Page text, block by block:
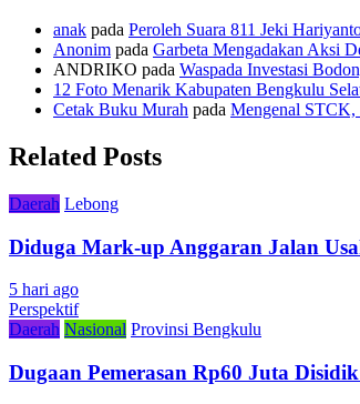
anak pada Peroleh Suara 811 Jeki
Anonim pada Garbeta Mengadakan Aksi
ANDRIKO pada Waspada Investasi
12 Foto Menarik Kabupaten Bengkulu
Cetak Buku Murah pada Mengenal STCK,
Related Posts
Daerah Lebong
Diduga Mark-up Anggaran Jalan
5 hari ago
Perspektif
Daerah Nasional Provinsi Bengkulu
Dugaan Pemerasan Rp60 Juta